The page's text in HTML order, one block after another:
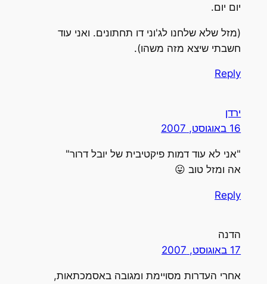
יום יום.
(מזל שלא שלחנו לג'וני דו תחתונים. ואני עוד
חשבתי שיצא מזה משהו).
Reply
ירדן
16 באוגוסט, 2007
"אני לא עוד דמות פיקטיבית של יובל דרור"
אה ומזל טוב 😛
Reply
הדנה
17 באוגוסט, 2007
אחרי העדרות מסויימת ומגובה באסמכתאות,